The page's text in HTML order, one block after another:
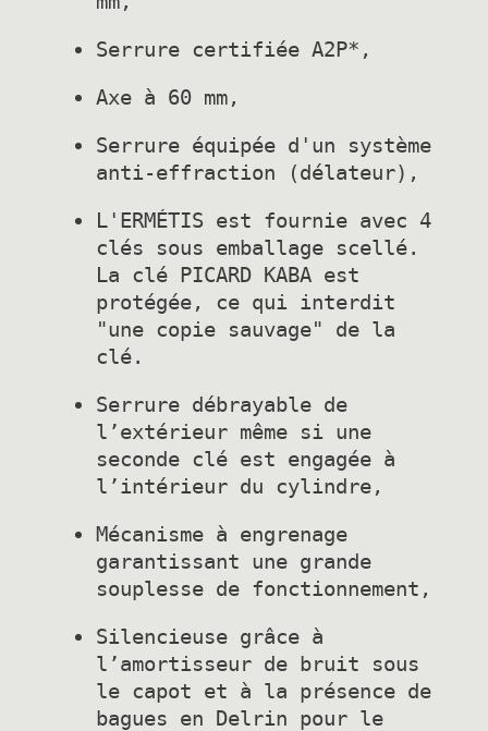
Serrure équipée d'un système
L'ERMÉTIS est fournie avec 4
clés sous emballage scellé.
La clé PICARD KABA est
protégée, ce qui interdit
"une copie sauvage" de la
Serrure débrayable de
l’extérieur même si une
seconde clé est engagée à
Mécanisme à engrenage
garantissant une grande
Silencieuse grâce à
l’amortisseur de bruit sous
le capot et à la présence de
bagues en Delrin pour le